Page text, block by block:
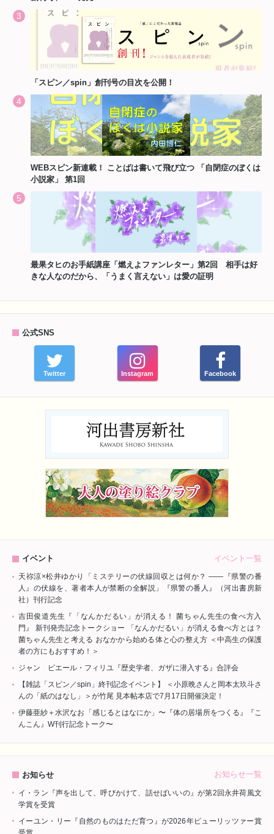
「スピン／spin」創刊号の目次を公開！
WEBスピン新連載！ ことばは書いて飛び立つ 「自閉症のぼくは
小説家」 第1回
最果タヒのお手紙講座「燃えよファンレター」第2回 相手は好
きな人なのだから、「うまく言えない」は愛の証明
公式SNS
Twitter Instagram Facebook
イベント イベント一覧
天祢涼×松井ゆかり「ミステリーの伏線回収とは何か？ ――『県警の番
人』の伏線を、著者本人が禁断の全解説」『県警の番人』（河出書房新
社）刊行記念
吉田俊道先生『「なんかだるい」が消える！ 菌ちゃん先生の食べ方入
門』 新刊発売記念トークショー 「なんかだるい」が消える食べ方とは？
菌ちゃん先生と考える おなかから始める体と心の整え方 ＜中高生の保護
者の方にもおすすめ！＞
ジャン゠ピエール・フィリユ『歴史学者、ガザに潜入する』合評会
【雑誌「スピン／spin」終刊記念イベント】 ＜小原晩さんと岡本太玖斗さ
んの「紙のはなし」＞が竹尾 見本帖本店で7月17日開催決定！
伊藤亜紗＋水沢なお「感じるとはなにか」〜『体の居場所をつくる』『こ
んこん』W刊行記念トーク〜
お知らせ お知らせ一覧
イ・ラン『声を出して、呼びかけて、話せばいいの』が第2回永井荷風文
学賞を受賞
イーユン・リー『自然のものはただ育つ』が2026年ピューリッツァー賞